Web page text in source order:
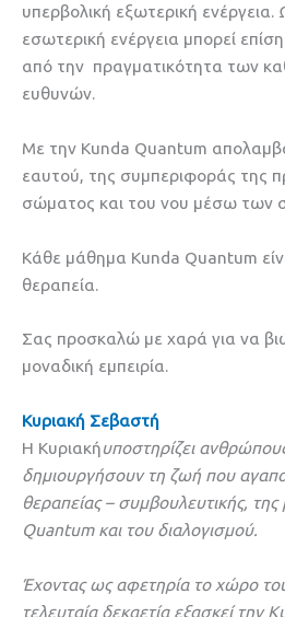
υπερβολική εξωτερική
εσωτερική ενέργεια μπορεί
από την πραγματικότητα των
ευθυνών.
Με την Kunda Quantum
εαυτού, της συμπεριφοράς της
σώματος και του νου μέσω των
Κάθε μάθημα Kunda Quantum
θεραπεία.
Σας προσκαλώ με χαρά για να
μοναδική εμπειρία.
Κυριακή Σεβαστή
Η Κυριακήυποστηρίζει
δημιουργήσουν τη ζωή που
θεραπείας – συμβουλευτικής,
Quantum και του διαλογισμού.
Έχοντας ως αφετηρία το χώρο
τελευταία δεκαετία εξασκεί την